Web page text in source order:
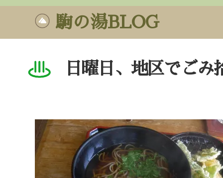
駒の湯BLOG
日曜日、地区でごみ